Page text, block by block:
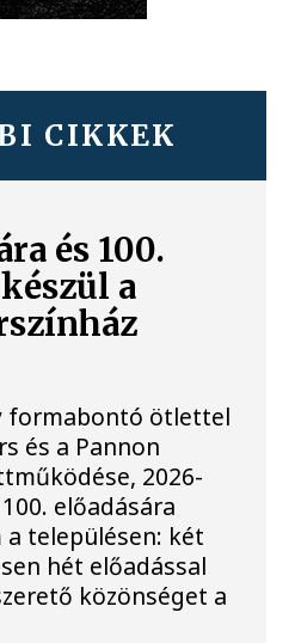
CIKKEK
és 100.
a
formabontó ötlettel
és a Pannon
2026-
előadására
településen: két
hét előadással
közönséget a